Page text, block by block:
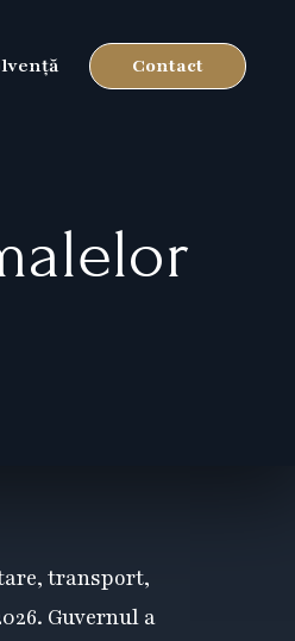
Contact
transport,
Guvernul a